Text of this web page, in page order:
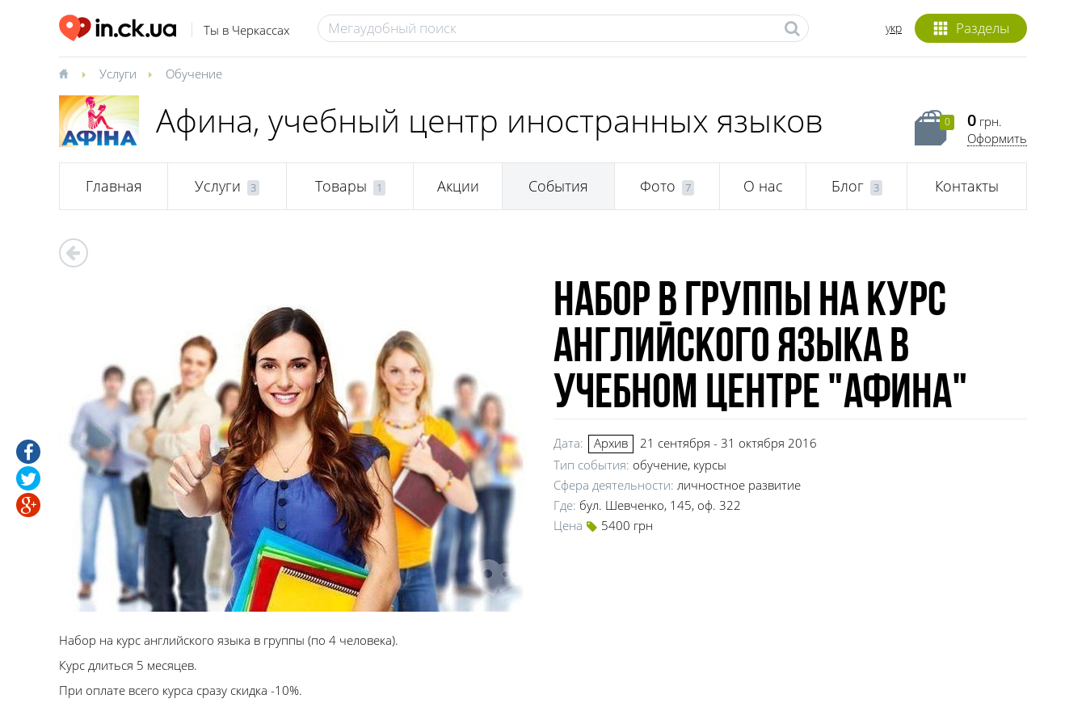
Ты в Черкассах Разделы
укр
Услуги Обучение
Афина, учебный центр иностранных языков 0 0 грн.
Оформить
Главная Услуги 3 Товары 1 Акции События Фото 7 О нас Блог 3 Контакты
Набор в группы на курс
английского языка в
учебном центре "Афина"
Дата: Архив
21 сентября - 31 октября 2016
Тип события: обучение, курсы
Сфера деятельности: личностное развитие
Где: бул. Шевченко, 145, оф. 322
Цена
5400 грн
Набор на курс английского языка в группы (по 4 человека).
Курс длиться 5 месяцев.
При оплате всего курса сразу скидка -10%.